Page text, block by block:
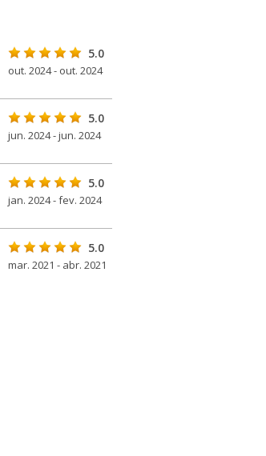
5.0
out. 2024 - out. 2024
5.0
jun. 2024 - jun. 2024
5.0
jan. 2024 - fev. 2024
5.0
mar. 2021 - abr. 2021